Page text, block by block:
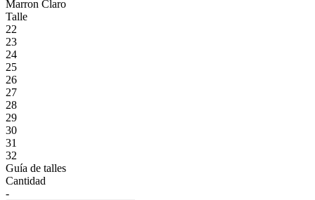
Marron Claro
Talle
22
23
24
25
26
27
28
29
30
31
32
Guía de talles
Cantidad
-